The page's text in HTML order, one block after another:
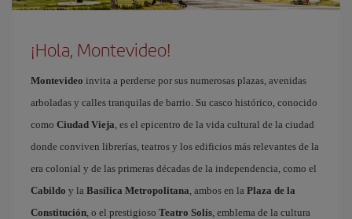
¡Hola, Montevideo!
Montevideo invita a perderse por sus numerosas plazas, avenidas
arboladas y calles tranquilas de barrio. Su casco histórico, conocido
como Ciudad Vieja, es el epicentro de la vida cultural de la ciudad
donde conviven librerías, teatros y los edificios más relevantes de la
era colonial y de las primeras décadas de la independencia, como el
Cabildo y la Basílica Metropolitana, ambos en la Plaza de la
Constitución, o el prestigioso Teatro Solís, emblema de la cultura